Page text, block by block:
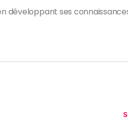
développant ses